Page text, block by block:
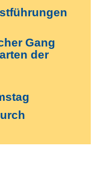
Gang
der